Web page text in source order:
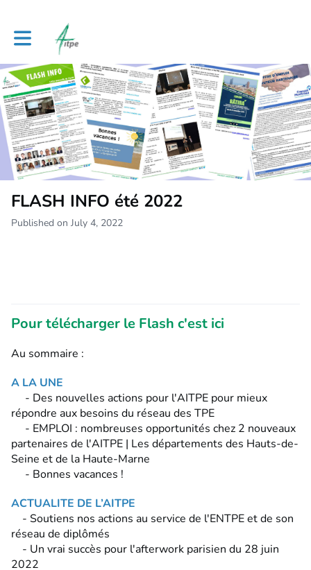
Toggle main navigation
FLASH INFO été 2022
Published on July 4, 2022
Pour télécharger le Flash c'est ici
Au sommaire :
A LA UNE
- Des nouvelles actions pour l'AITPE pour mieux
répondre aux besoins du réseau des TPE
- EMPLOI : nombreuses opportunités chez 2 nouveaux
partenaires de l'AITPE | Les départements des Hauts-de-
Seine et de la Haute-Marne
- Bonnes vacances !
ACTUALITE DE L’AITPE
- Soutiens nos actions au service de l'ENTPE et de son
réseau de diplômés
- Un vrai succès pour l'afterwork parisien du 28 juin
2022